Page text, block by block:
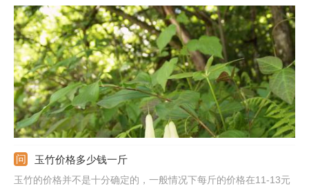
长季要勤施肥，养分充足才可更旺盛的生长。幼苗生长时不耐旱，
要及时补水，雨季还要排水，不可积水。此外，还要注意病虫害。
玉竹价格多少钱一斤
玉竹的价格并不是十分确定的，一般情况下每斤的价格在11-13元